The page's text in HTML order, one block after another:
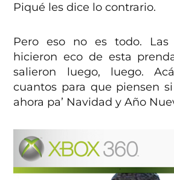
Piqué les dice lo contrario.
Pero eso no es todo. Las
hicieron eco de esta
salieron luego, luego.
cuantos para que piensen
ahora pa’ Navidad y Año